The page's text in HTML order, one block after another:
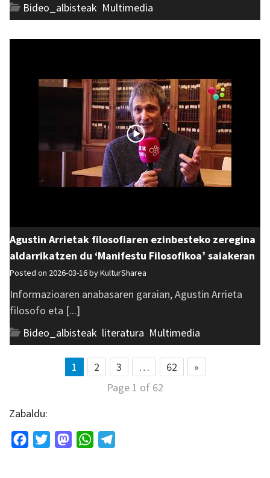
Bideo_albisteak Multimedia
Agustin Arrietak filosofiaren ezinbesteko zeregina
aldarrikatzen du ‘Manifestu Filosofikoa’ saiakeran
Posted on 2026-03-16 byKulturSharea
Informazioaren anabasaren garaian, Agustin Arrieta
filosofo eta [...]
Bideo_albisteak literatura Multimedia
1 2 3 … 62
»
Page 1 of 62
Zabaldu:
FacebookTwitterMastodonWhatsApp